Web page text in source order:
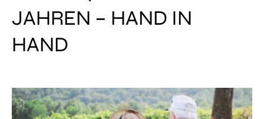
JAHREN – HAND IN
HAND